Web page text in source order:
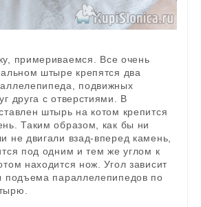
примериваемся. Все очень
штыре крепятся два
подвижных
друга с отверстиями. В
штырь на котом крепится
Таким образом, как бы ни
не двигали взад-вперед камень,
под одним и тем же углом к
находится нож. Угол зависит
подъема параллелепипедов по